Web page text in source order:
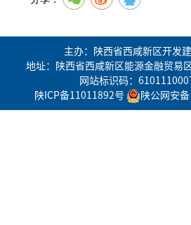
主办：陕西省西咸新区开发
地址：陕西省西咸新区能源金融贸易
网站标识码：
陕ICP备11011892号
陕公网安